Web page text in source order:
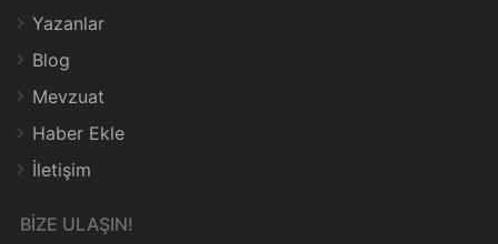
Yazanlar
Blog
Mevzuat
Haber Ekle
İletişim
BİZE ULAŞIN!